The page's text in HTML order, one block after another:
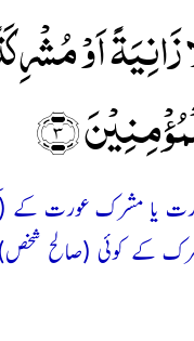
زَانِیَۃً اَوۡ
﴿۳﴾
عورت یا مشرک عورت کے
کے کوئی (صالح شخص)